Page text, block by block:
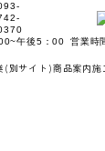
午後5：00
営業時
(別サイト)商品案内施